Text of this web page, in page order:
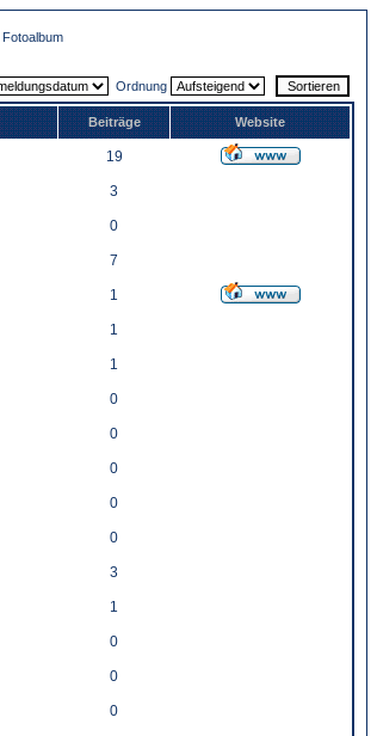
Fotoalbum
Ordnung
Beiträge Website
19
3
0
7
1
1
1
0
0
0
0
0
3
1
0
0
0